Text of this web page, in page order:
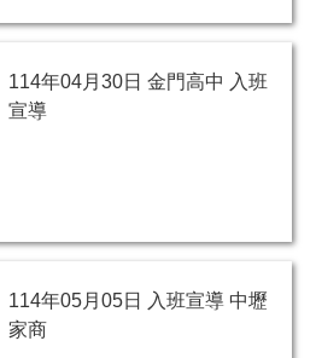
114年04月30日 金門高中 入班
宣導
114年05月05日 入班宣導 中壢
家商